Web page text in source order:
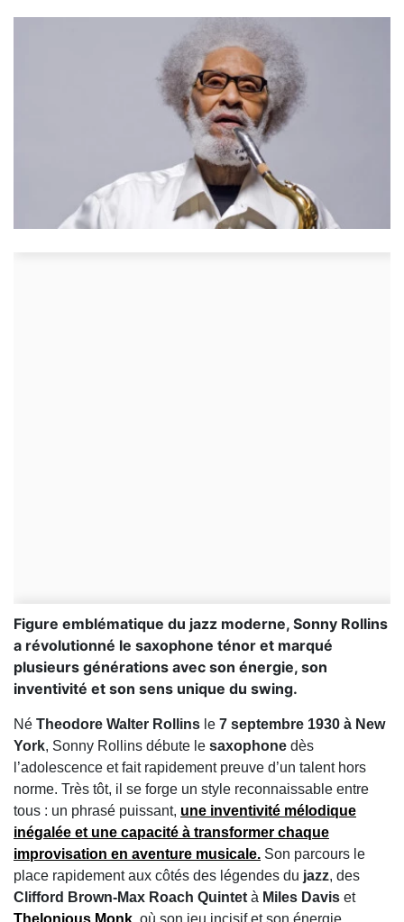
Figure emblématique du jazz moderne, Sonny Rollins
a révolutionné le saxophone ténor et marqué
plusieurs générations avec son énergie, son
inventivité et son sens unique du swing.
Né Theodore Walter Rollins le 7 septembre 1930 à New
York, Sonny Rollins débute le saxophone dès
l’adolescence et fait rapidement preuve d’un talent hors
norme. Très tôt, il se forge un style reconnaissable entre
tous : un phrasé puissant, une inventivité mélodique
inégalée et une capacité à transformer chaque
improvisation en aventure musicale. Son parcours le
place rapidement aux côtés des légendes du jazz, des
Clifford Brown-Max Roach Quintet à Miles Davis et